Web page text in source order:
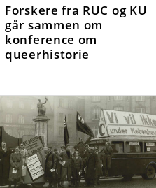
Forskere fra RUC og KU
går sammen om
konference om
queerhistorie